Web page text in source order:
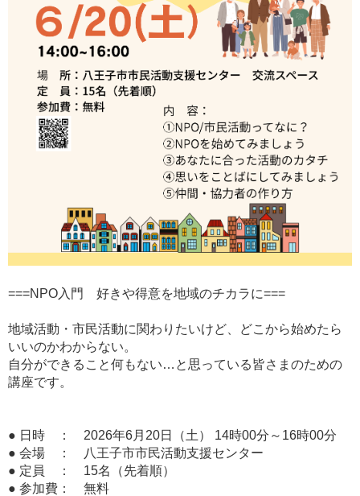
===NPO入門 好きや得意を地域のチカラに===
地域活動・市民活動に関わりたいけど、どこから始めたら
いいのかわからない。
自分ができること何もない…と思っている皆さまのための
講座です。
● 日時 ： 2026年6月20日（土） 14時00分～16時00分
● 会場 ： 八王子市市民活動支援センター
● 定員 ： 15名（先着順）
● 参加費： 無料